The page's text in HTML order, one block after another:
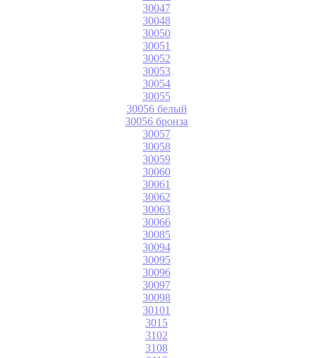
30047
30048
30050
30051
30052
30053
30054
30055
30056 белый
30056 бронза
30057
30058
30059
30060
30061
30062
30063
30066
30085
30094
30095
30096
30097
30098
30101
3015
3102
3108